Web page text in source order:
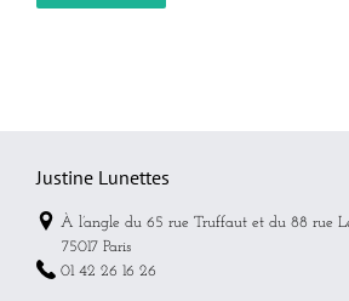
Justine Lunettes
À l’angle du 65 rue Truffaut et du 88 rue
75017 Paris
01 42 26 16 26